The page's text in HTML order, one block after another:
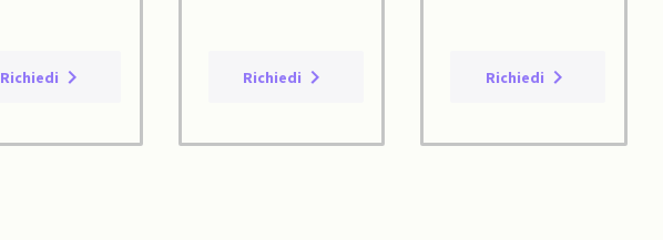
Richiedi Richiedi Richiedi